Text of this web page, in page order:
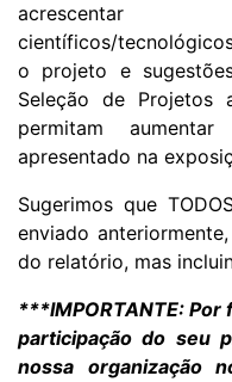
acrescentar
científicos/
o projeto e
Seleção de
permitam
apresentado na
Sugerimos que
enviado
do relatório, mas
***IMPORTANTE:
participação do seu
nossa organização